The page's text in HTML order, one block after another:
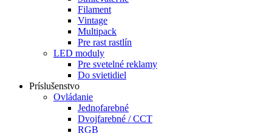
Filament
Vintage
Multipack
Pre rast rastlín
LED moduly
Pre svetelné reklamy
Do svietidiel
Príslušenstvo
Ovládanie
Jednofarebné
Dvojfarebné / CCT
RGB